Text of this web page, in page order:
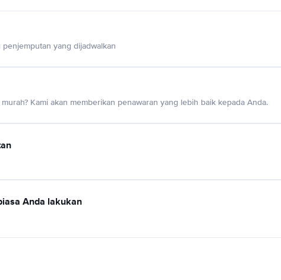
yang dijadwalkan
Kami akan memberikan penawaran yang lebih baik kepada Anda.
Anda lakukan